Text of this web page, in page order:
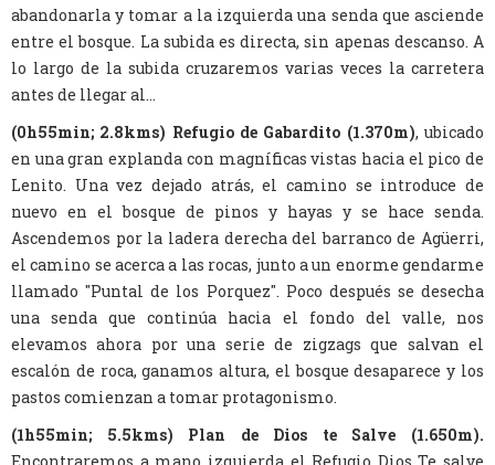
abandonarla y tomar a la izquierda una senda que asciende
entre el bosque. La subida es directa, sin apenas descanso. A
lo largo de la subida cruzaremos varias veces la carretera
antes de llegar al...
(0h55min; 2.8kms) Refugio de Gabardito (1.370m), ubicado
en una gran explanda con magníficas vistas hacia el pico de
Lenito. Una vez dejado atrás, el camino se introduce de
nuevo en el bosque de pinos y hayas y se hace senda.
Ascendemos por la ladera derecha del barranco de Agüerri,
el camino se acerca a las rocas, junto a un enorme gendarme
llamado "Puntal de los Porquez". Poco después se desecha
una senda que continúa hacia el fondo del valle, nos
elevamos ahora por una serie de zigzags que salvan el
escalón de roca, ganamos altura, el bosque desaparece y los
pastos comienzan a tomar protagonismo.
(1h55min; 5.5kms) Plan de Dios te Salve (1.650m).
Encontraremos a mano izquierda el Refugio Dios Te salve